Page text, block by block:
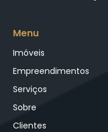
Menu
Imóveis
Empreendimentos
Serviços
Sobre
Clientes